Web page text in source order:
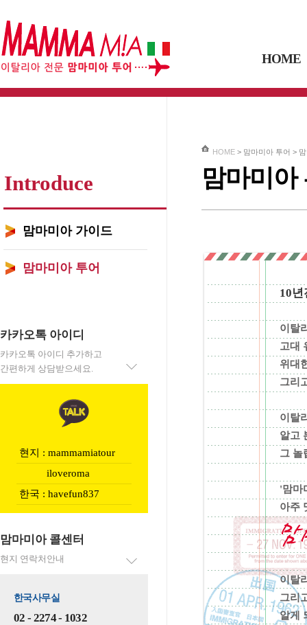
HOME
Introduce
맘마미아 가이드
맘마미아 투어
카카오톡 아이디
카카오톡 아이디 추가하고
간편하게 상담받으세요.
현지 : mammamiatour
iloveroma
한국 : havefun837
맘마미아 콜센터
현지 연락처안내
한국사무실
02 - 2274 - 1032
HOME > 맘마미아 투어 >
맘마미아
10년
이탈
고대
위대
그리
이탈
알고
그 놀
'맘마
아주
이탈
그리
알게